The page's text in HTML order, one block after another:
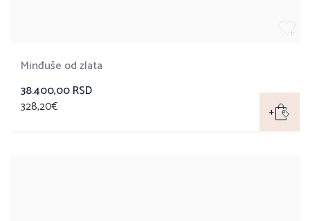
Minđuše od zlata
38.400,00 RSD
328,20€ +